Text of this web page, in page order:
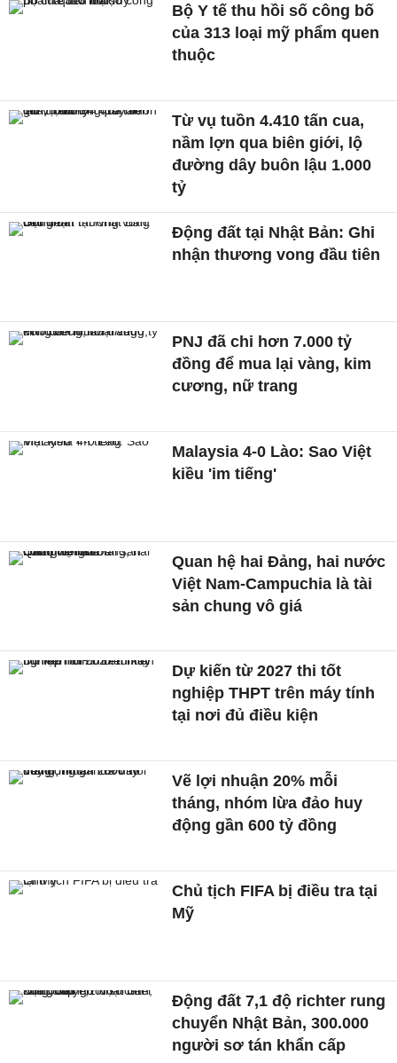
Bộ Y tế thu hồi số công bố
của 313 loại mỹ phẩm quen
thuộc
Từ vụ tuồn 4.410 tấn cua,
nầm lợn qua biên giới, lộ
đường dây buôn lậu 1.000
tỷ
Động đất tại Nhật Bản: Ghi
nhận thương vong đầu tiên
PNJ đã chi hơn 7.000 tỷ
đồng để mua lại vàng, kim
cương, nữ trang
Malaysia 4-0 Lào: Sao Việt
kiều 'im tiếng'
Quan hệ hai Đảng, hai nước
Việt Nam-Campuchia là tài
sản chung vô giá ​
Dự kiến từ 2027 thi tốt
nghiệp THPT trên máy tính
tại nơi đủ điều kiện
Vẽ lợi nhuận 20% mỗi
tháng, nhóm lừa đảo huy
động gần 600 tỷ đồng
Chủ tịch FIFA bị điều tra tại
Mỹ
Động đất 7,1 độ richter rung
chuyển Nhật Bản, 300.000
người sơ tán khẩn cấp